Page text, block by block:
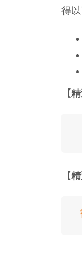
得以
【
【